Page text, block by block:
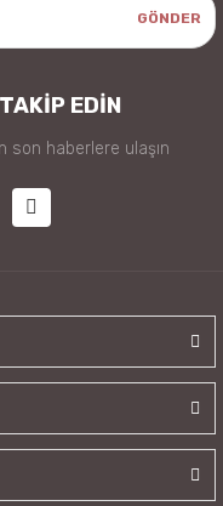
GÖNDER
EDİN
son haberlere ulaşın